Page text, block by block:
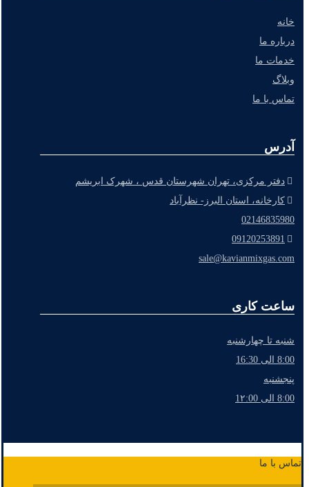
خانه
درباره ما
خدمات ما
وبلاگ
تماس با ما
آدرس
دفتر مرکزی، تهران شهرستان قدس ، شهرک ابریشم
کارخانه، استان البرز- نظرآباد
02146835980
09120253891
sale@kavianmixgas.com
ساعت کاری
شنبه تا چهارشنبه
8:00 الی 16:30
پنجشنبه
8:00 الی 1۲:00
تماس با ما